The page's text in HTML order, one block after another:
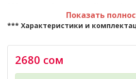
публичной афертой.
*** Характеристики и
предварительного уведомления
страны производителя и страны
избежание проблем свяжитесь с
консультантами.
Показать
2680 сом